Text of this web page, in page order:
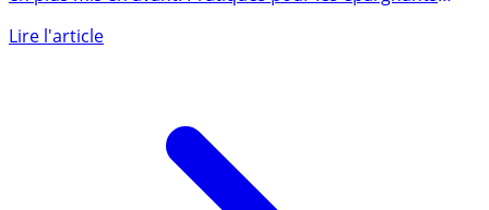
Bourse / Assurance-vie : Les fonds profilés sont de plus
en plus mis en avant. Pratiques pour les épargnants